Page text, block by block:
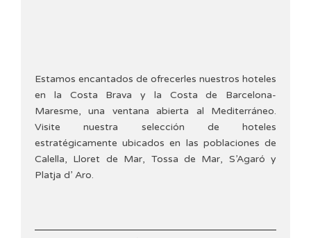
Estamos encantados de ofrecerles nuestros hoteles
en la Costa Brava y la Costa de Barcelona-
Maresme, una ventana abierta al Mediterráneo.
Visite nuestra selección de hoteles
estratégicamente ubicados en las poblaciones de
Calella, Lloret de Mar, Tossa de Mar, S’Agaró y
Platja d’ Aro.